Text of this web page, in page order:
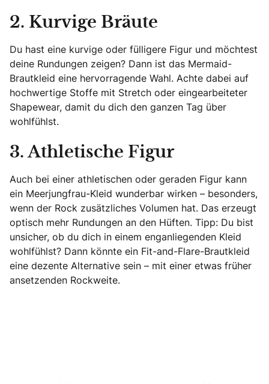
2. Kurvige Bräute
Du hast eine kurvige oder fülligere Figur und möchtest
deine Rundungen zeigen? Dann ist das Mermaid-
Brautkleid eine hervorragende Wahl. Achte dabei auf
hochwertige Stoffe mit Stretch oder eingearbeiteter
Shapewear, damit du dich den ganzen Tag über
wohlfühlst.
3. Athletische Figur
Auch bei einer athletischen oder geraden Figur kann
ein Meerjungfrau-Kleid wunderbar wirken – besonders,
wenn der Rock zusätzliches Volumen hat. Das erzeugt
optisch mehr Rundungen an den Hüften. Tipp: Du bist
unsicher, ob du dich in einem enganliegenden Kleid
wohlfühlst? Dann könnte ein Fit-and-Flare-Brautkleid
eine dezente Alternative sein – mit einer etwas früher
ansetzenden Rockweite.